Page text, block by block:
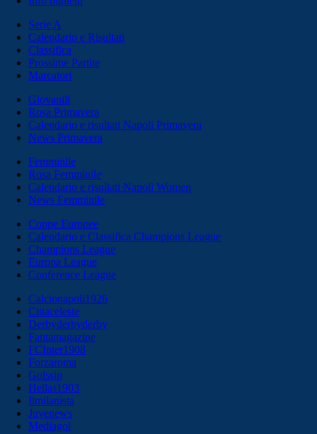
Serie A
Calendario e Risultati
Classifica
Prossime Partite
Marcatori
Giovanili
Rosa Primavera
Calendario e risultati Napoli Primavera
News Primavera
Femminile
Rosa Femminile
Calendario e risultati Napoli Women
News Femminile
Coppe Europee
Calendario e Classifica Champions League
Champions League
Europa League
Conference League
Calcionapoli1926
Cittaceleste
Derbyderbyderby
Fantamagazine
FCInter1908
Forzaroma
Golssip
Hellas1903
Ilmilanista
Juvenews
Mediagol